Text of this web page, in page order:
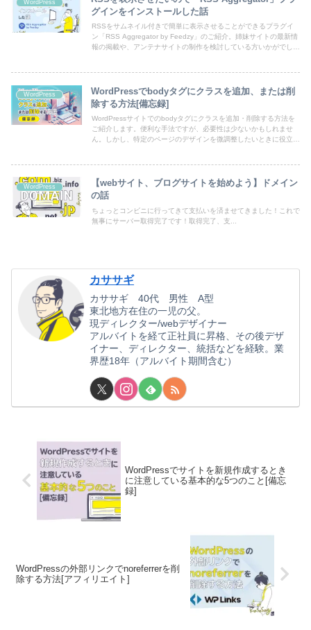
WordPress
グインをインストールした話
RSSをサムネイル付きで簡単に表示させることができるプラグイ
ン「RSS Aggregator by Feedzy」のご紹介。姉妹サイトの最新情
報の掲載や、アンテナサイトの制作を検討している方いかがでしょ
WordPress
WordPressでbodyタグにクラスを追加、または削
除する方法[備忘録]
WordPressサイトでのbodyタグにクラスを追加・削除する方法を
ご紹介します。便利な手法ですが、必要性は少ないかもしれませ
ん。しかし、特定のページのデザインを微調整したいときに役立ち
WordPress
【webサイト、ブログサイトを始めよう】ドメイン
の話
ちょっとコンビニに行ってきて支払いを済ませてきました！これで
無事にサーバー取得完了です！取得完了、支...
カササギ
カササギ 40代 男性 A型
東北地方在住の一児の父。
現ディレクター/webデザイナー
アルバイトを経て正社員に昇格、その後デザ
イナー、ディレクター、統括などを経験。業
界歴18年（アルバイト期間含む）
WordPressでサイトを新規作成するとき
に注意している基本的な5つのこと[備忘
録]
WordPressの外部リンクでnoreferrerを削
除する方法[アフィリエイト]